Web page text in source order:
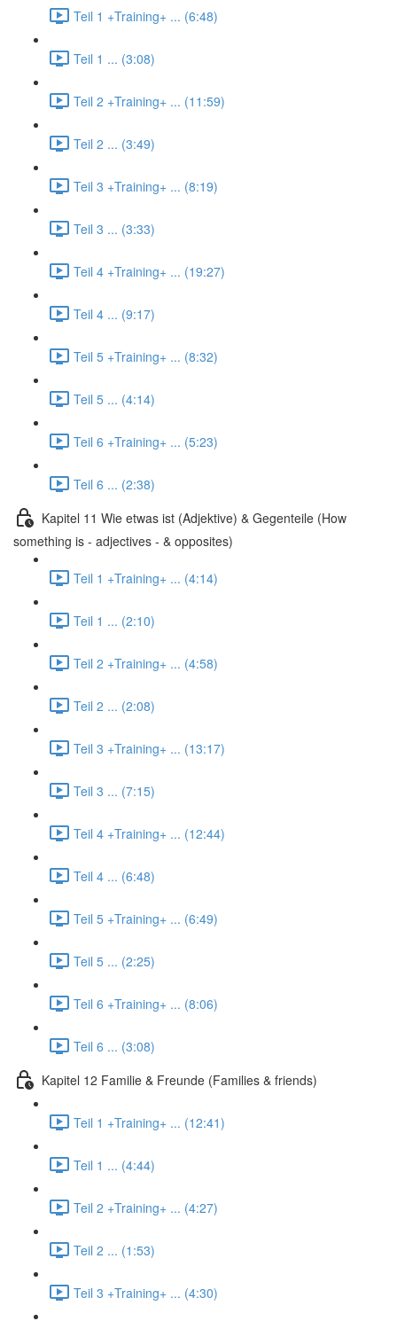
Teil 1 +Training+ ... (6:48)
Teil 1 ... (3:08)
Teil 2 +Training+ ... (11:59)
Teil 2 ... (3:49)
Teil 3 +Training+ ... (8:19)
Teil 3 ... (3:33)
Teil 4 +Training+ ... (19:27)
Teil 4 ... (9:17)
Teil 5 +Training+ ... (8:32)
Teil 5 ... (4:14)
Teil 6 +Training+ ... (5:23)
Teil 6 ... (2:38)
Kapitel 11 Wie etwas ist (Adjektive) & Gegenteile (How
something is - adjectives - & opposites)
Teil 1 +Training+ ... (4:14)
Teil 1 ... (2:10)
Teil 2 +Training+ ... (4:58)
Teil 2 ... (2:08)
Teil 3 +Training+ ... (13:17)
Teil 3 ... (7:15)
Teil 4 +Training+ ... (12:44)
Teil 4 ... (6:48)
Teil 5 +Training+ ... (6:49)
Teil 5 ... (2:25)
Teil 6 +Training+ ... (8:06)
Teil 6 ... (3:08)
Kapitel 12 Familie & Freunde (Families & friends)
Teil 1 +Training+ ... (12:41)
Teil 1 ... (4:44)
Teil 2 +Training+ ... (4:27)
Teil 2 ... (1:53)
Teil 3 +Training+ ... (4:30)